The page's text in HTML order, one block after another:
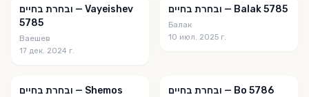
ובחרת בחיים — Vayeishev
5785
Ваешев
17 дек. 2024 г.
ובחרת בחיים — Balak 5785
Балак
10 июл. 2025 г.
ובחרת בחיים — Shemos
ובחרת בחיים — Bo 5786